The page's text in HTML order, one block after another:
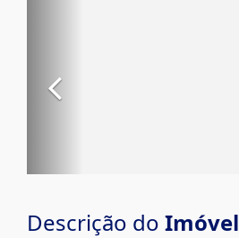
Descrição do Imóvel